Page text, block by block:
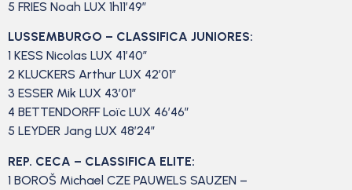
5 FRIES Noah LUX 1h11’49”
LUSSEMBURGO – CLASSIFICA JUNIORES:
1 KESS Nicolas LUX 41’40”
2 KLUCKERS Arthur LUX 42’01”
3 ESSER Mik LUX 43’01”
4 BETTENDORFF Loïc LUX 46’46”
5 LEYDER Jang LUX 48’24”
REP. CECA – CLASSIFICA ELITE:
1 BOROŠ Michael CZE PAUWELS SAUZEN –